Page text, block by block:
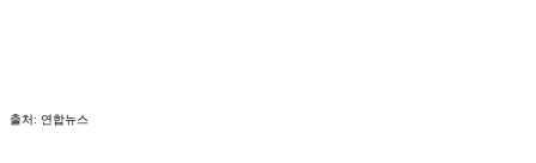
출처: 연합뉴스